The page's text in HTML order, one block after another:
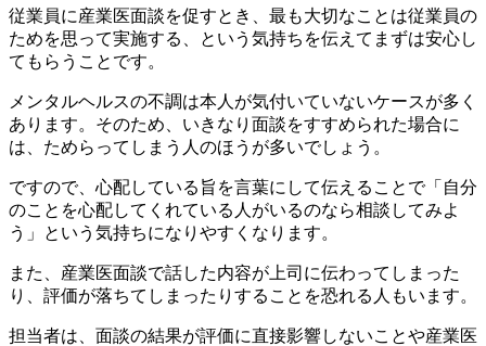
従業員に産業医面談を促すとき、最も大切なことは従業員の
ためを思って実施する、という気持ちを伝えてまずは安心し
てもらうことです。
メンタルヘルスの不調は本人が気付いていないケースが多く
あります。そのため、いきなり面談をすすめられた場合に
は、ためらってしまう人のほうが多いでしょう。
ですので、心配している旨を言葉にして伝えることで「自分
のことを心配してくれている人がいるのなら相談してみよ
う」という気持ちになりやすくなります。
また、産業医面談で話した内容が上司に伝わってしまった
り、評価が落ちてしまったりすることを恐れる人もいます。
担当者は、面談の結果が評価に直接影響しないことや産業医